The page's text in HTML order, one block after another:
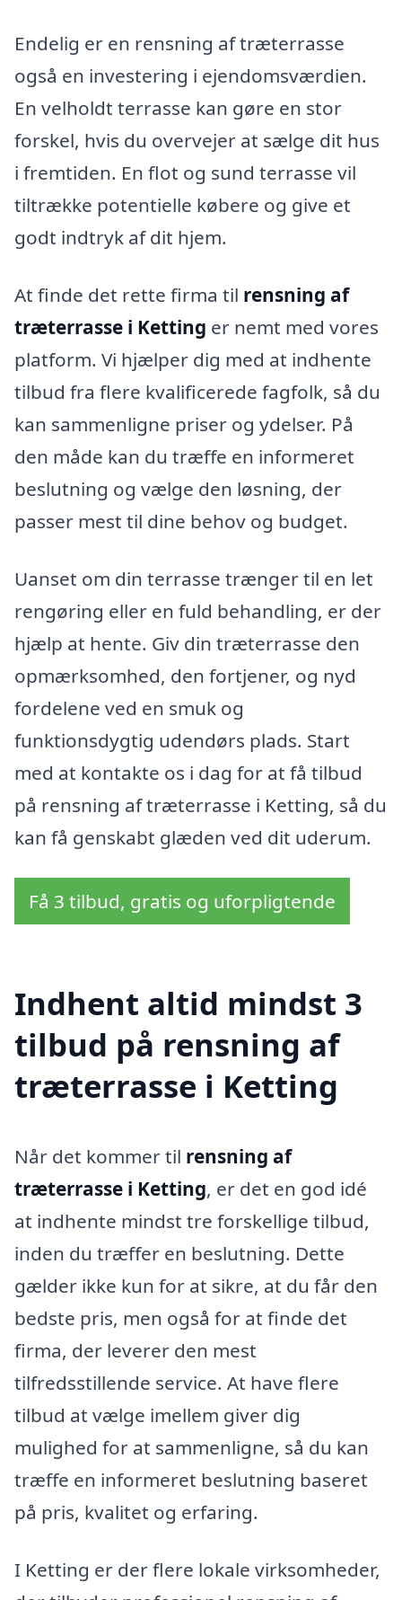
Endelig er en rensning af træterrasse
også en investering i ejendomsværdien.
En velholdt terrasse kan gøre en stor
forskel, hvis du overvejer at sælge dit hus
i fremtiden. En flot og sund terrasse vil
tiltrække potentielle købere og give et
godt indtryk af dit hjem.
At finde det rette firma til rensning af
træterrasse i Ketting er nemt med vores
platform. Vi hjælper dig med at indhente
tilbud fra flere kvalificerede fagfolk, så du
kan sammenligne priser og ydelser. På
den måde kan du træffe en informeret
beslutning og vælge den løsning, der
passer mest til dine behov og budget.
Uanset om din terrasse trænger til en let
rengøring eller en fuld behandling, er der
hjælp at hente. Giv din træterrasse den
opmærksomhed, den fortjener, og nyd
fordelene ved en smuk og
funktionsdygtig udendørs plads. Start
med at kontakte os i dag for at få tilbud
på rensning af træterrasse i Ketting, så du
kan få genskabt glæden ved dit uderum.
Få 3 tilbud, gratis og uforpligtende
Indhent altid mindst 3
tilbud på rensning af
træterrasse i Ketting
Når det kommer til rensning af
træterrasse i Ketting, er det en god idé
at indhente mindst tre forskellige tilbud,
inden du træffer en beslutning. Dette
gælder ikke kun for at sikre, at du får den
bedste pris, men også for at finde det
firma, der leverer den mest
tilfredsstillende service. At have flere
tilbud at vælge imellem giver dig
mulighed for at sammenligne, så du kan
træffe en informeret beslutning baseret
på pris, kvalitet og erfaring.
I Ketting er der flere lokale virksomheder,